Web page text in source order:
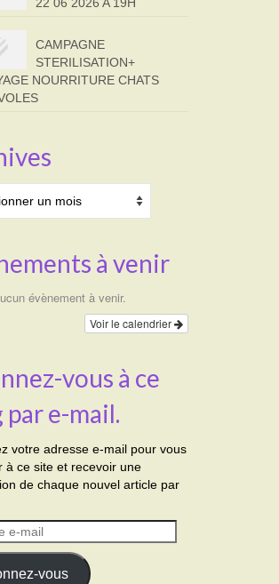
CAMPAGNE
STERILISATION+
NOURRITURE CHATS
à venir
évènement à venir.
Voir le calendrier
vous à ce
par e-mail.
votre adresse e-mail pour vous
à ce site et recevoir une
de chaque nouvel article par
vous